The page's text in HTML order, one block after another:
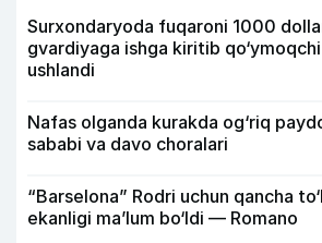
Surxondaryoda fuqaroni 1000
gvardiyaga ishga kiritib qo‘ymoqchi
ushlandi
Nafas olganda kurakda og‘riq
sababi va davo choralari
“Barselona” Rodri uchun qancha
ekanligi ma’lum bo‘ldi — Romano